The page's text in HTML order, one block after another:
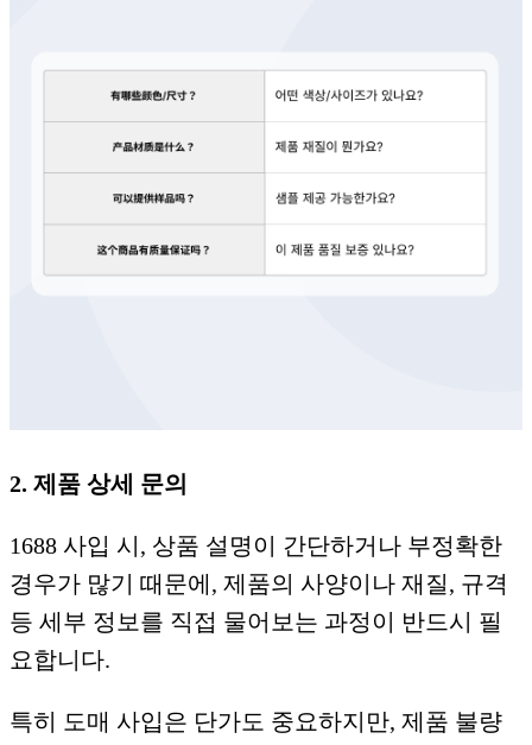
2. 제품 상세 문의
1688 사입 시, 상품 설명이 간단하거나 부정확한
경우가 많기 때문에, 제품의 사양이나 재질, 규격
등 세부 정보를 직접 물어보는 과정이 반드시 필
요합니다.
특히 도매 사입은 단가도 중요하지만, 제품 불량